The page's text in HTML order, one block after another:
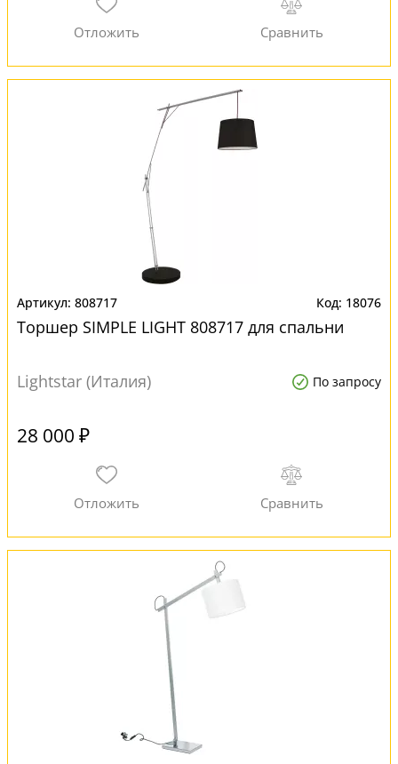
808717 18076
Торшер SIMPLE LIGHT 808717 для спальни
Lightstar (Италия) По запросу
28 000 ₽